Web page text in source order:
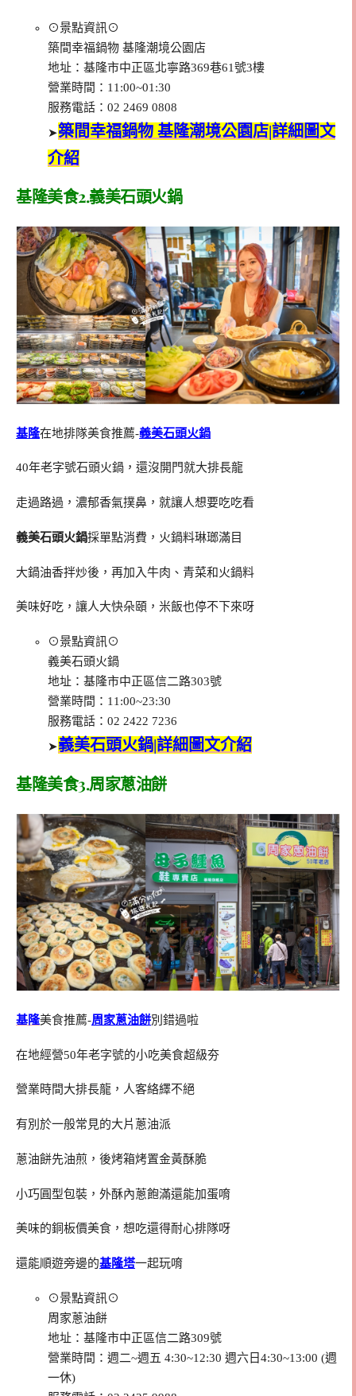
⊙景點資訊⊙
築間幸福鍋物 基隆潮境公園店
地址：基隆市中正區北寧路369巷61號3樓
營業時間：11:00~01:30
服務電話：02 2469 0808
➤築間幸福鍋物 基隆潮境公園店|詳細圖文
介紹
基隆美食2.義美石頭火鍋
基隆在地排隊美食推薦-義美石頭火鍋
40年老字號石頭火鍋，還沒開門就大排長龍
走過路過，濃郁香氣撲鼻，就讓人想要吃吃看
義美石頭火鍋採單點消費，火鍋料琳瑯滿目
大鍋油香拌炒後，再加入牛肉、青菜和火鍋料
美味好吃，讓人大快朵頤，米飯也停不下來呀
⊙景點資訊⊙
義美石頭火鍋
地址：基隆市中正區信二路303號
營業時間：11:00~23:30
服務電話：02 2422 7236
➤義美石頭火鍋|詳細圖文介紹
基隆美食3.周家蔥油餅
基隆美食推薦-周家蔥油餅別錯過啦
在地經營50年老字號的小吃美食超級夯
營業時間大排長龍，人客絡繹不絕
有別於一般常見的大片蔥油派
蔥油餅先油煎，後烤箱烤置金黃酥脆
小巧圓型包裝，外酥內蔥飽滿還能加蛋唷
美味的銅板價美食，想吃還得耐心排隊呀
還能順遊旁邊的基隆塔一起玩唷
⊙景點資訊⊙
周家蔥油餅
地址：基隆市中正區信二路309號
營業時間：週二~週五 4:30~12:30 週六日4:30~13:00 (週
一休)